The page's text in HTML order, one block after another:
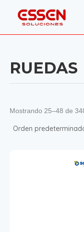
RUEDAS
Mostrando 25–48 de